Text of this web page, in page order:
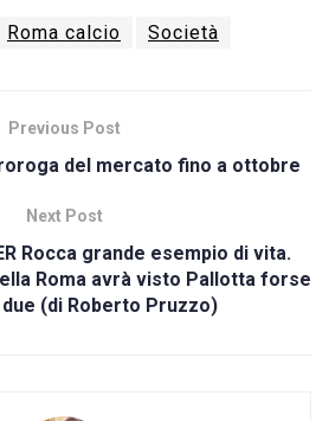
Roma calcio Società
Previous Post
del mercato fino a ottobre
Next Post
Rocca grande esempio di vita.
Roma avrà visto Pallotta forse
(di Roberto Pruzzo)